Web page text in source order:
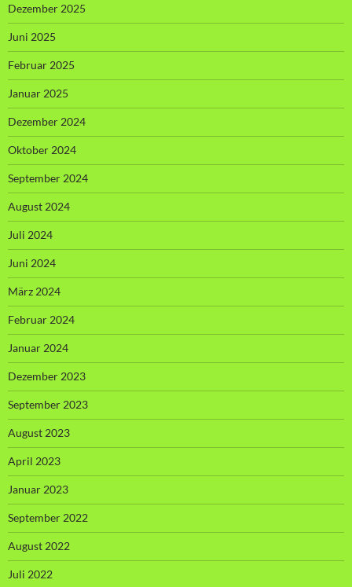
Dezember 2025
Juni 2025
Februar 2025
Januar 2025
Dezember 2024
Oktober 2024
September 2024
August 2024
Juli 2024
Juni 2024
März 2024
Februar 2024
Januar 2024
Dezember 2023
September 2023
August 2023
April 2023
Januar 2023
September 2022
August 2022
Juli 2022